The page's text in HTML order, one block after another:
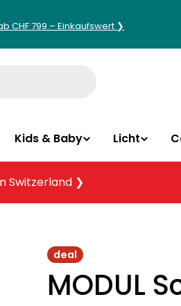
CHF 799.– Einkaufswert ❯
Kids & Baby Licht
Switzerland ❯
deal
MODUL